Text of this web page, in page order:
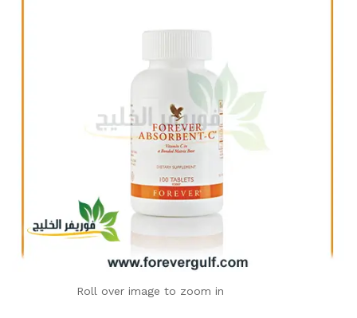
Roll over image to zoom in